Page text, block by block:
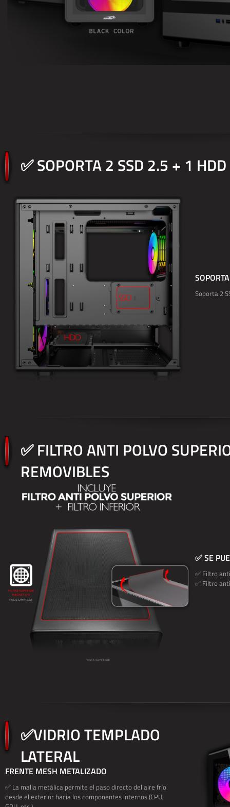
✅ SOPORTA 2 SSD 2.5 + 1
Soporta 2
✅ FILTRO ANTI POLVO
REMOVIBLES
✅ SE
✅ Filtro
✅ Filtro
✅VIDRIO TEMPLADO
LATERAL
FRENTE MESH METALIZADO
✅ La malla metálica permite el paso directo del aire frío
desde el exterior hacia los componentes internos (CPU,